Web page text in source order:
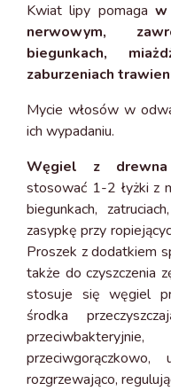
Kwiat lipy pomaga w
nerwowym,
biegunkach,
zaburzeniach
Mycie włosów w
ich wypadaniu.
Węgiel z
stosować 1-2 łyżki z
biegunkach,
zasypkę przy
Proszek z dodatkiem
także do czyszczenia
stosuje się węgiel
środka
przeciwgorączkowo,
rozgrzewająco,